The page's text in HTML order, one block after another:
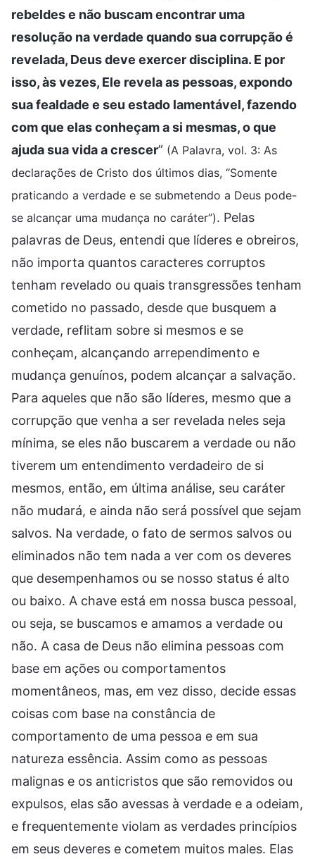
rebeldes e não buscam encontrar uma
resolução na verdade quando sua corrupção é
revelada, Deus deve exercer disciplina. E por
isso, às vezes, Ele revela as pessoas, expondo
sua fealdade e seu estado lamentável, fazendo
com que elas conheçam a si mesmas, o que
ajuda sua vida a crescer” (A Palavra, vol. 3: As
declarações de Cristo dos últimos dias, “Somente
praticando a verdade e se submetendo a Deus pode-
se alcançar uma mudança no caráter”). Pelas
palavras de Deus, entendi que líderes e obreiros,
não importa quantos caracteres corruptos
tenham revelado ou quais transgressões tenham
cometido no passado, desde que busquem a
verdade, reflitam sobre si mesmos e se
conheçam, alcançando arrependimento e
mudança genuínos, podem alcançar a salvação.
Para aqueles que não são líderes, mesmo que a
corrupção que venha a ser revelada neles seja
mínima, se eles não buscarem a verdade ou não
tiverem um entendimento verdadeiro de si
mesmos, então, em última análise, seu caráter
não mudará, e ainda não será possível que sejam
salvos. Na verdade, o fato de sermos salvos ou
eliminados não tem nada a ver com os deveres
que desempenhamos ou se nosso status é alto
ou baixo. A chave está em nossa busca pessoal,
ou seja, se buscamos e amamos a verdade ou
não. A casa de Deus não elimina pessoas com
base em ações ou comportamentos
momentâneos, mas, em vez disso, decide essas
coisas com base na constância de
comportamento de uma pessoa e em sua
natureza essência. Assim como as pessoas
malignas e os anticristos que são removidos ou
expulsos, elas são avessas à verdade e a odeiam,
e frequentemente violam as verdades princípios
em seus deveres e cometem muitos males. Elas